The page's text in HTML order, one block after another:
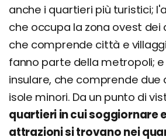
anche i quartieri più turistici;
che occupa la zona ovest dei
che comprende città e
fanno parte della metropoli; e
insulare, che comprende due
isole minori. Da un punto di
quartieri in cui soggiornare
attrazioni si trovano nei